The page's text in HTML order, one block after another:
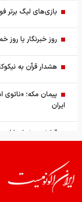
بازی‌های لیگ برتر
روز خبرنگار یا روز
هشدار قرآن به
پیمان مکه؛ «ناتوی
ایران
گزارش ویژه از
هستند؟
می‌کند/ روایت حذف